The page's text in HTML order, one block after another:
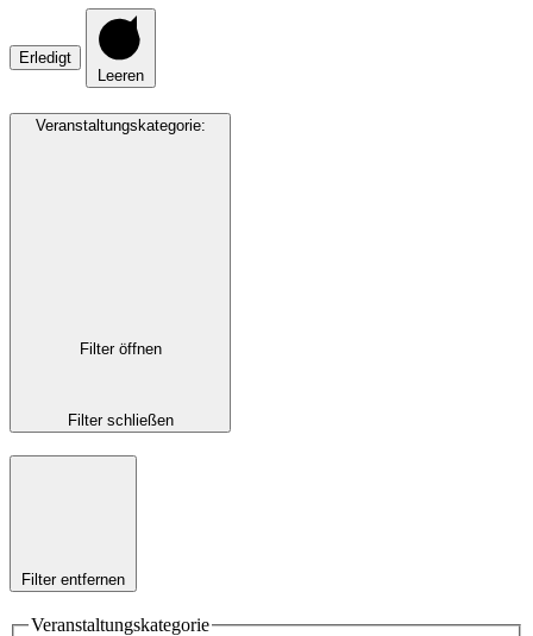
Erledigt
Leeren
Veranstaltungskategorie:
Filter öffnen
Filter schließen
Filter entfernen
Veranstaltungskategorie